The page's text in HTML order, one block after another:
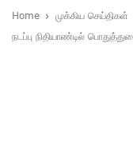
Home
முக்கிய செய்திகள்
நடப்பு நிதியாண்டில்